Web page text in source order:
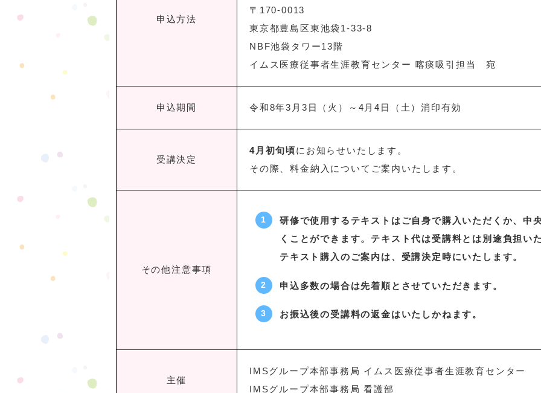
申込方法
〒170-0013
東京都豊島区東池袋1-33-8
NBF池袋タワー13階
イムス医療従事者生涯教育センター 喀痰吸引担当 宛
申込期間 令和8年3月3日（火）～4月4日（土）消印有効
受講決定
4月初旬頃にお知らせいたします。
その際、料金納入についてご案内いたします。
その他注意事項
研修で使用するテキストはご自身で購入いただくか、中
くことができます。テキスト代は受講料とは別途負担い
テキスト購入のご案内は、受講決定時にいたします。
申込多数の場合は先着順とさせていただきます。
お振込後の受講料の返金はいたしかねます。
主催
IMSグループ本部事務局 イムス医療従事者生涯教育センター
IMSグループ本部事務局 看護部